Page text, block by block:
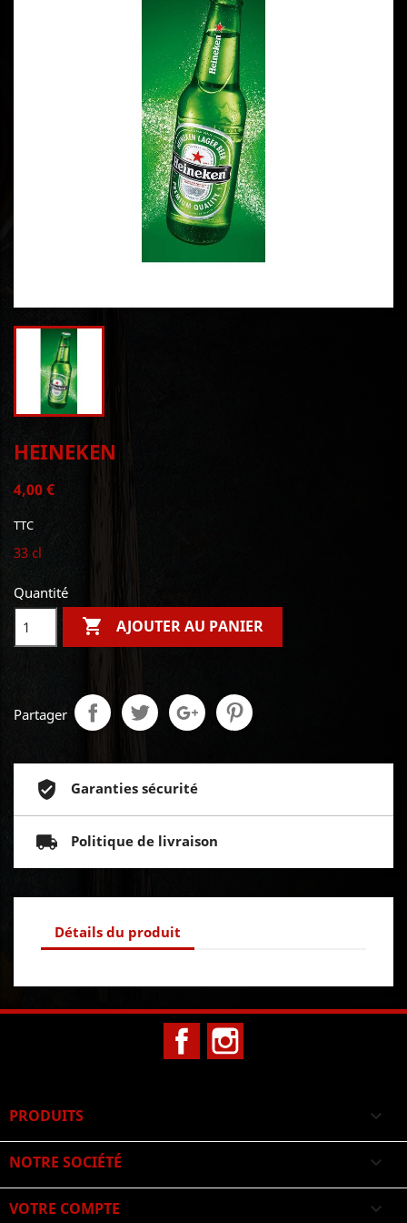
HEINEKEN
4,00 €
TTC
33 cl
Quantité
 AJOUTER AU PANIER
Partager
Garanties sécurité
Politique de livraison
Détails du produit
Facebook
PRODUITS 
NOTRE SOCIÉTÉ 
VOTRE COMPTE 